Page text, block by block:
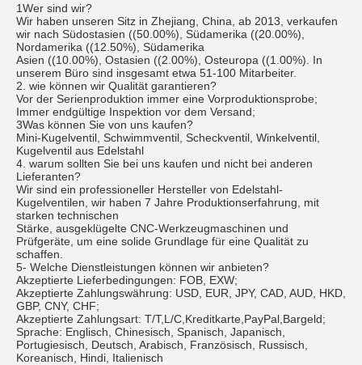
1Wer sind wir?
Wir haben unseren Sitz in Zhejiang, China, ab 2013, verkaufen
wir nach Südostasien ((50.00%), Südamerika ((20.00%),
Nordamerika ((12.50%), Südamerika
Asien ((10.00%), Ostasien ((2.00%), Osteuropa ((1.00%). In
unserem Büro sind insgesamt etwa 51-100 Mitarbeiter.
2. wie können wir Qualität garantieren?
Vor der Serienproduktion immer eine Vorproduktionsprobe;
Immer endgültige Inspektion vor dem Versand;
3Was können Sie von uns kaufen?
Mini-Kugelventil, Schwimmventil, Scheckventil, Winkelventil,
Kugelventil aus Edelstahl
4. warum sollten Sie bei uns kaufen und nicht bei anderen
Lieferanten?
Wir sind ein professioneller Hersteller von Edelstahl-
Kugelventilen, wir haben 7 Jahre Produktionserfahrung, mit
starken technischen
Stärke, ausgeklügelte CNC-Werkzeugmaschinen und
Prüfgeräte, um eine solide Grundlage für eine Qualität zu
schaffen.
5- Welche Dienstleistungen können wir anbieten?
Akzeptierte Lieferbedingungen: FOB, EXW;
Akzeptierte Zahlungswährung: USD, EUR, JPY, CAD, AUD, HKD,
GBP, CNY, CHF;
Akzeptierte Zahlungsart: T/T,L/C,Kreditkarte,PayPal,Bargeld;
Sprache: Englisch, Chinesisch, Spanisch, Japanisch,
Portugiesisch, Deutsch, Arabisch, Französisch, Russisch,
Koreanisch, Hindi, Italienisch